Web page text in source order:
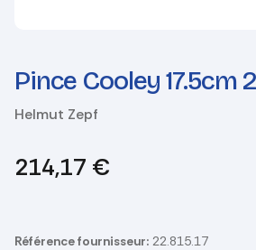
Pince Cooley 17.5cm
Helmut Zepf
214,17 €
Référence fournisseur: 22.815.17